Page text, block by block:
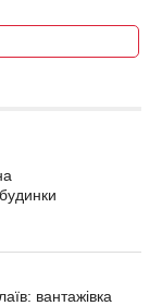
вантажівка